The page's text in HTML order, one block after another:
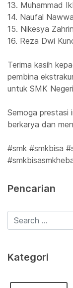
13. Muhammad
14. Naufal
15. Nikesya
16. Reza Dwi
Terima kasih
pembina
untuk SMK
Semoga prestasi
berkarya dan
#smk #smkbisa
Pencarian
Kategori